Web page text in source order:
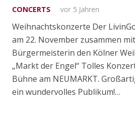
CONCERTS vor 5 Jahren
Weihnachtskonzerte Der
am 22. November zusammen
Bürgermeisterin den Kölner
„Markt der Engel“ Tolles
Bühne am NEUMARKT.
ein wundervolles Publikum!…